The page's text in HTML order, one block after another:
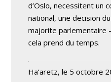
d’Oslo, necessitent un
national, une decision
majorite parlementaire
cela prend du temps.
Ha’aretz, le 5 octobre